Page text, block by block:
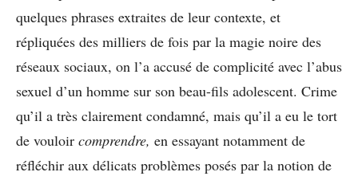
quelques phrases extraites de leur contexte, et
répliquées des milliers de fois par la magie noire des
réseaux sociaux, on l’a accusé de complicité avec l’abus
sexuel d’un homme sur son beau-fils adolescent. Crime
qu’il a très clairement condamné, mais qu’il a eu le tort
de vouloir comprendre, en essayant notamment de
réfléchir aux délicats problèmes posés par la notion de